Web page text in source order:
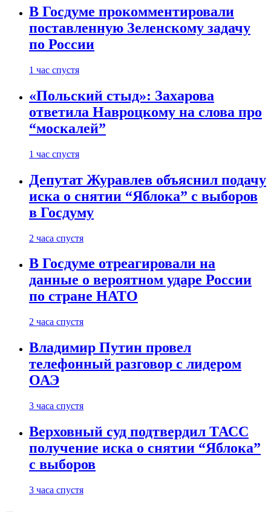
В Госдуме прокомментировали
поставленную Зеленскому задачу
по России
1 час спустя
«Польский стыд»: Захарова
ответила Навроцкому на слова про
“москалей”
1 час спустя
Депутат Журавлев объяснил подачу
иска о снятии “Яблока” с выборов
в Госдуму
2 часа спустя
В Госдуме отреагировали на
данные о вероятном ударе России
по стране НАТО
2 часа спустя
Владимир Путин провел
телефонный разговор с лидером
ОАЭ
3 часа спустя
Верховный суд подтвердил ТАСС
получение иска о снятии “Яблока”
с выборов
3 часа спустя